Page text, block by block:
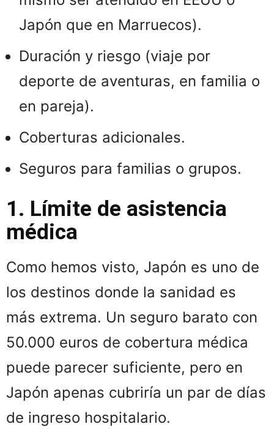
Japón que en Marruecos).
Duración y riesgo (viaje por
deporte de aventuras, en familia o
en pareja).
Coberturas adicionales.
Seguros para familias o grupos.
1. Límite de asistencia
médica
Como hemos visto, Japón es uno de
los destinos donde la sanidad es
más extrema. Un seguro barato con
50.000 euros de cobertura médica
puede parecer suficiente, pero en
Japón apenas cubriría un par de días
de ingreso hospitalario.